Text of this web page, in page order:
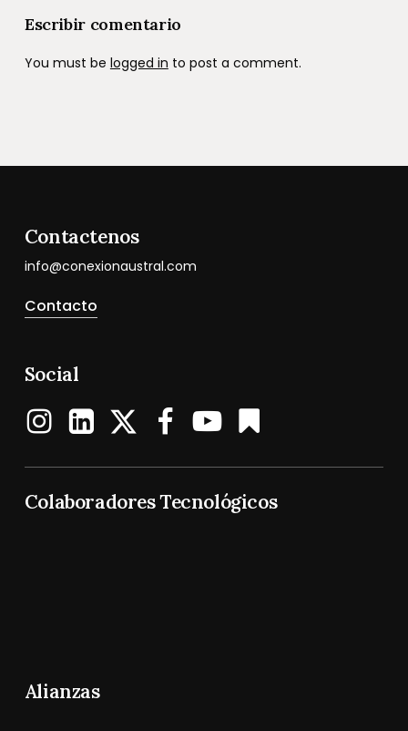
Escribir comentario
You must be logged in to post a comment.
Contactenos
info@conexionaustral.com
Contacto
Social
Colaboradores Tecnológicos
Alianzas